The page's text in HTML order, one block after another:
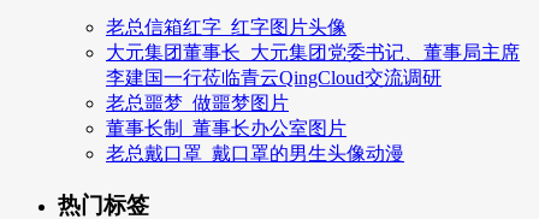
老总信箱红字_红字图片头像
大元集团董事长_大元集团党委书记、董事局主席
李建国一行莅临青云QingCloud交流调研
老总噩梦_做噩梦图片
董事长制_董事长办公室图片
老总戴口罩_戴口罩的男生头像动漫
热门标签